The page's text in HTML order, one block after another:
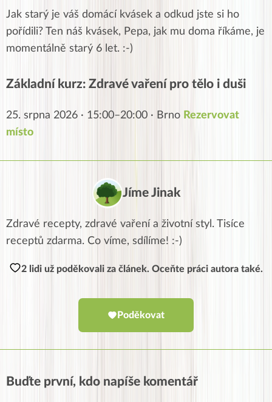
Jak starý je váš domácí kvásek a odkud jste si ho
pořídili? Ten náš kvásek, Pepa, jak mu doma říkáme, je
momentálně starý 6 let. :-)
Základní kurz: Zdravé vaření pro tělo i duši
25. srpna 2026 · 15:00–20:00 · Brno Rezervovat
místo
Jíme Jinak
Zdravé recepty, zdravé vaření a životní styl. Tisíce
receptů zdarma. Co víme, sdílíme! :-)
2 lidi už poděkovali za článek. Oceňte práci autora také.
Poděkovat
Buďte první, kdo napíše komentář